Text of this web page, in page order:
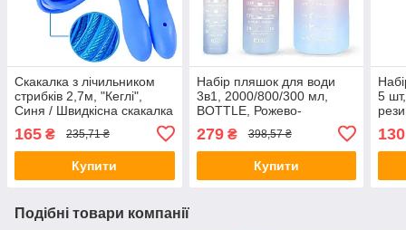
Скакалка з лічильником
стрибків 2,7м, "Кеглі",
Синя / Швидкісна скакалка
Спортивна скакалка
165 ₴ 235,71 ₴
Купити
Набір пляшок для води
3в1, 2000/800/300 мл,
BOTTLE, Рожево-
пляшка для води / Пляшка
для спорту
279₴ 398,57 ₴
Купити
5
Подібні товари компанії